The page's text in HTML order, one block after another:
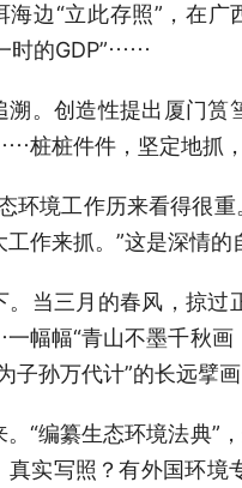
海边“立此存照”，在广
时的GDP”……
溯。创造性提出厦门筼
桩桩件件，坚定地抓，
环境工作历来看得很
工作来抓。”这是深情的
。当三月的春风，掠过
幅幅“青山不墨千秋画
子孙万代计”的长远擘
。“编纂生态环境法典”
真实写照？有外国环境